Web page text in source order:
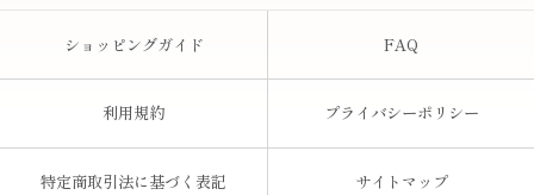
ショッピングガイド FAQ
利用規約 プライバシーポリシー
特定商取引法に基づく表記 サイトマップ